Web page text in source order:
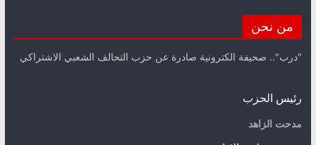
من نحن
"درب".. صحيفة الكترونية صادرة عن حزب التحالف الشعبي الاشتراكي
رئيس الحزب
مدحت الزاهد